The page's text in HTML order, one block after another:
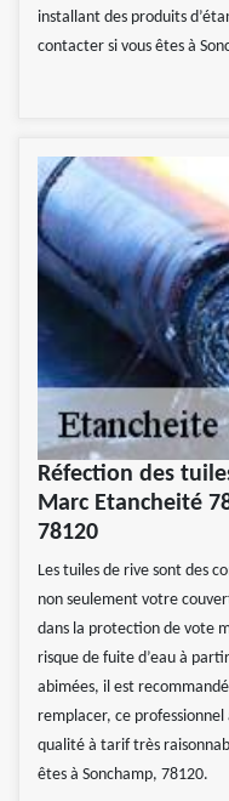
installant des produits
contacter si vous êtes à
Réfection des
Marc Etancheité
78120
Les tuiles de rive sont des
non seulement votre
dans la protection de vote
risque de fuite d’eau à
abimées, il est
remplacer, ce
qualité à tarif très
êtes à Sonchamp, 78120.